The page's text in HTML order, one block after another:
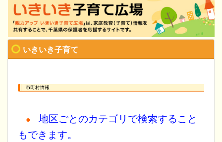
いきいき子育て
● 地区ごとのカテゴリで検索すること
もできます。